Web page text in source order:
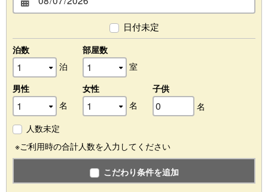
日付未定
泊数
泊
部屋数
室
男性
名
女性
名
子供
名
人数未定
※ご利用時の合計人数を入力してください
こだわり条件を追加